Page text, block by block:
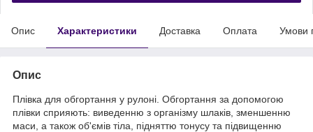
Опис Характеристики Доставка Оплата Умови
Опис
Плівка для обгортання у рулоні. Обгортання за допомогою
плівки сприяють: виведенню з організму шлаків, зменшенню
маси, а також об'ємів тіла, підняттю тонусу та підвищенню